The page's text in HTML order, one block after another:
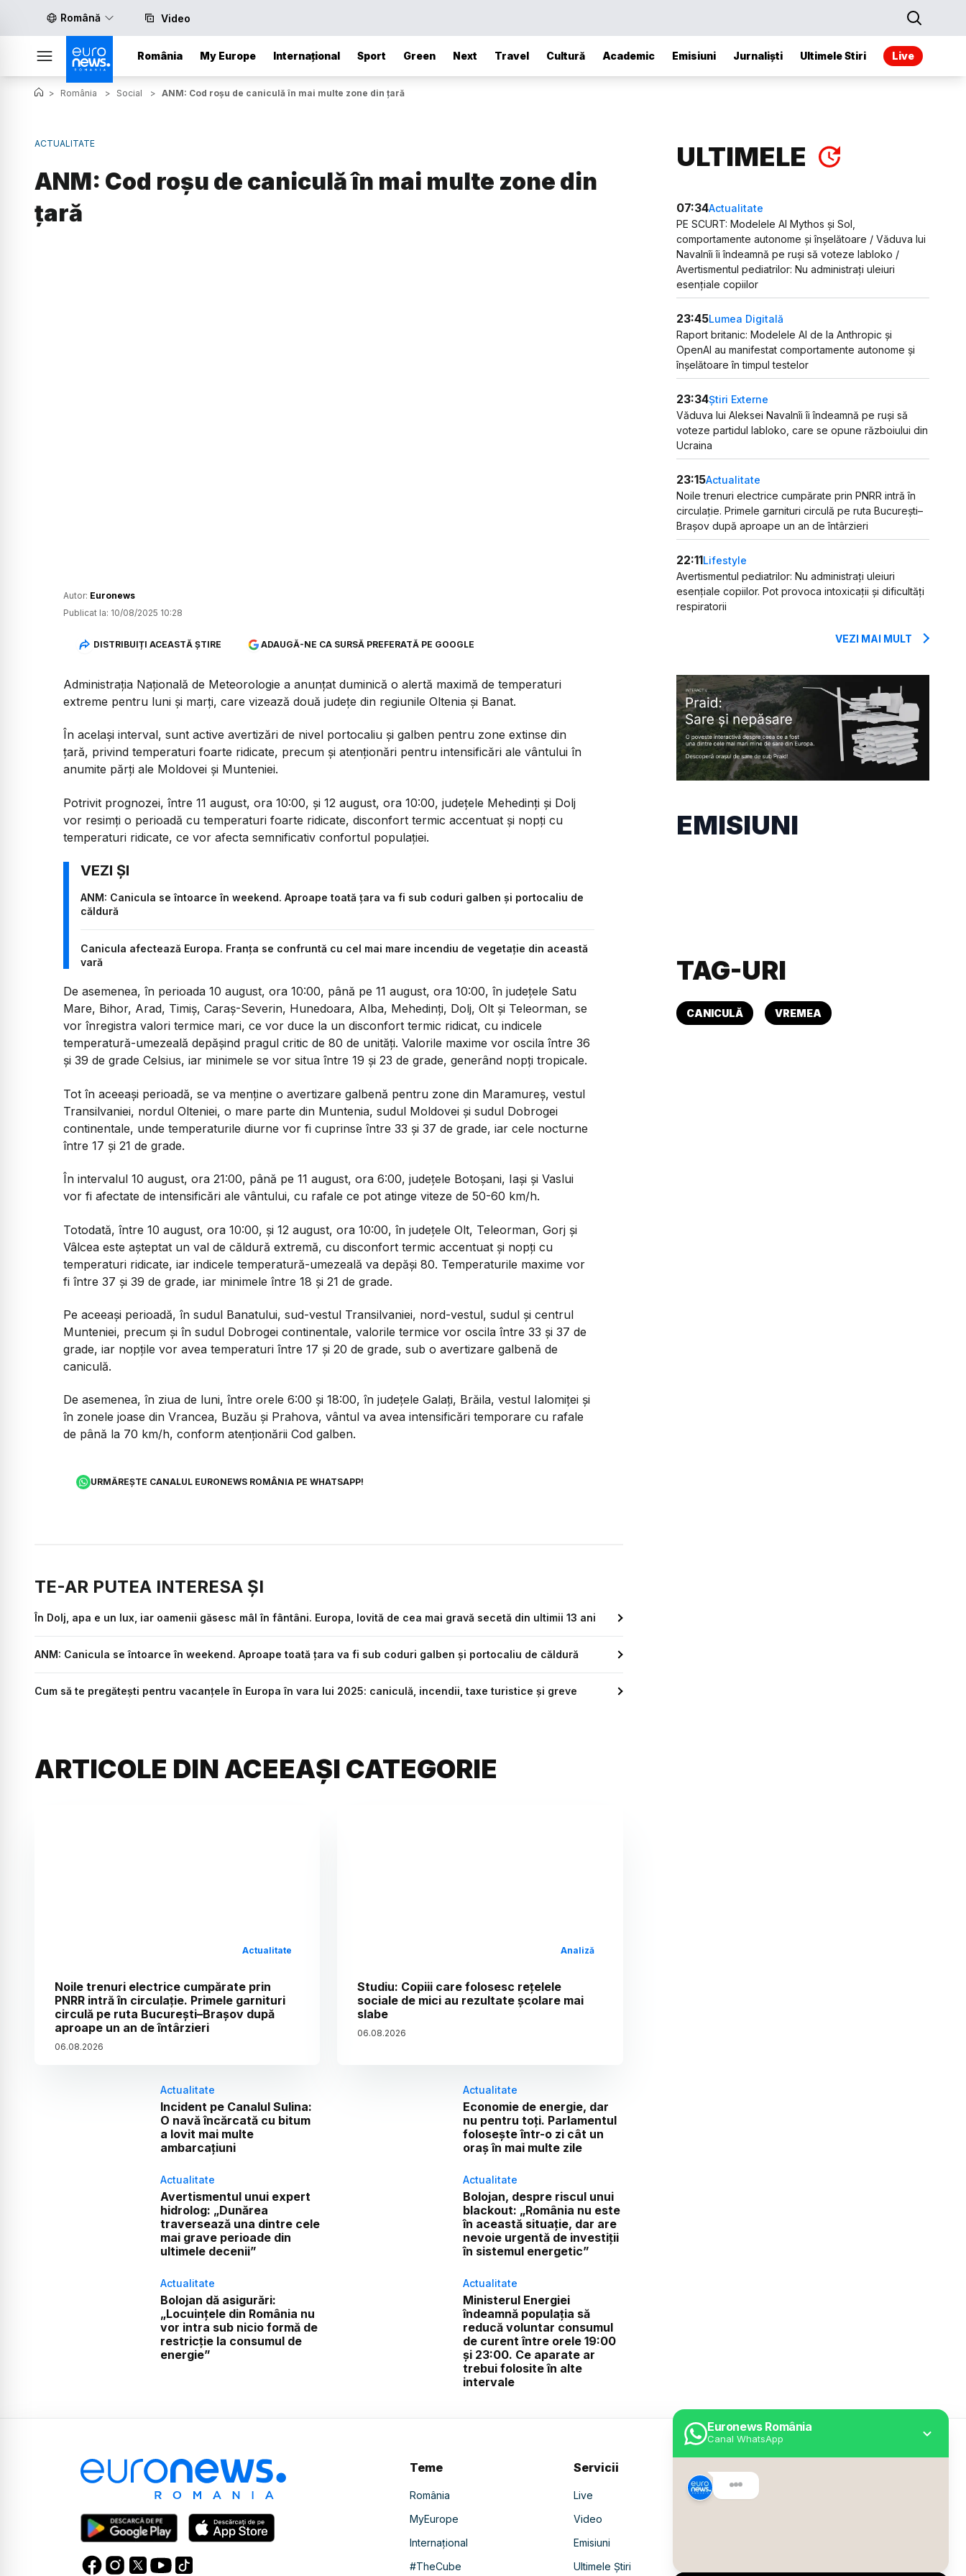
Română Video
România My Europe Internațional Sport Green Next Travel Cultură Academic Emisiuni Jurnaliști Ultimele Stiri Live
Euronews România
Canal WhatsApp
> România > Social > ANM: Cod roşu de caniculă în mai multe zone din țară
ACTUALITATE
ANM: Cod roşu de caniculă în mai multe zone din
țară
Autor: Euronews
Publicat la: 10/08/2025 10:28
DISTRIBUIȚI ACEASTĂ ȘTIRE ADAUGĂ-NE CA SURSĂ PREFERATĂ PE GOOGLE
Administrația Națională de Meteorologie a anunțat duminică o alertă maximă de temperaturi
extreme pentru luni și marți, care vizează două județe din regiunile Oltenia și Banat.
În același interval, sunt active avertizări de nivel portocaliu și galben pentru zone extinse din
țară, privind temperaturi foarte ridicate, precum și atenționări pentru intensificări ale vântului în
anumite părți ale Moldovei și Munteniei.
Potrivit prognozei, între 11 august, ora 10:00, și 12 august, ora 10:00, județele Mehedinți și Dolj
vor resimți o perioadă cu temperaturi foarte ridicate, disconfort termic accentuat și nopți cu
temperaturi ridicate, ce vor afecta semnificativ confortul populației.
ANM: Canicula se întoarce în weekend. Aproape toată țara va fi sub coduri galben și portocaliu de
căldură
Canicula afectează Europa. Franța se confruntă cu cel mai mare incendiu de vegetație din această
vară
De asemenea, în perioada 10 august, ora 10:00, până pe 11 august, ora 10:00, în județele Satu
Mare, Bihor, Arad, Timiș, Caraș-Severin, Hunedoara, Alba, Mehedinți, Dolj, Olt și Teleorman, se
vor înregistra valori termice mari, ce vor duce la un disconfort termic ridicat, cu indicele
temperatură-umezeală depășind pragul critic de 80 de unități. Valorile maxime vor oscila între 36
și 39 de grade Celsius, iar minimele se vor situa între 19 și 23 de grade, generând nopți tropicale.
Tot în aceeași perioadă, se va menține o avertizare galbenă pentru zone din Maramureș, vestul
Transilvaniei, nordul Olteniei, o mare parte din Muntenia, sudul Moldovei și sudul Dobrogei
continentale, unde temperaturile diurne vor fi cuprinse între 33 și 37 de grade, iar cele nocturne
între 17 și 21 de grade.
În intervalul 10 august, ora 21:00, până pe 11 august, ora 6:00, județele Botoșani, Iași și Vaslui
vor fi afectate de intensificări ale vântului, cu rafale ce pot atinge viteze de 50-60 km/h.
Totodată, între 10 august, ora 10:00, și 12 august, ora 10:00, în județele Olt, Teleorman, Gorj și
Vâlcea este așteptat un val de căldură extremă, cu disconfort termic accentuat și nopți cu
temperaturi ridicate, iar indicele temperatură-umezeală va depăși 80. Temperaturile maxime vor
fi între 37 și 39 de grade, iar minimele între 18 și 21 de grade.
Pe aceeași perioadă, în sudul Banatului, sud-vestul Transilvaniei, nord-vestul, sudul și centrul
Munteniei, precum și în sudul Dobrogei continentale, valorile termice vor oscila între 33 și 37 de
grade, iar nopțile vor avea temperaturi între 17 și 20 de grade, sub o avertizare galbenă de
caniculă.
De asemenea, în ziua de luni, între orele 6:00 și 18:00, în județele Galați, Brăila, vestul Ialomiței și
în zonele joase din Vrancea, Buzău și Prahova, vântul va avea intensificări temporare cu rafale
de până la 70 km/h, conform atenționării Cod galben.
URMĂREȘTE CANALUL EURONEWS ROMÂNIA PE WHATSAPP!
TE-AR PUTEA INTERESA ȘI
În Dolj, apa e un lux, iar oamenii găsesc mâl în fântâni. Europa, lovită de cea mai gravă secetă din ultimii 13 ani
ANM: Canicula se întoarce în weekend. Aproape toată țara va fi sub coduri galben și portocaliu de căldură
Cum să te pregătești pentru vacanțele în Europa în vara lui 2025: caniculă, incendii, taxe turistice și greve
ARTICOLE DIN ACEEAȘI CATEGORIE
Actualitate
Noile trenuri electrice cumpărate prin
PNRR intră în circulație. Primele garnituri
circulă pe ruta București–Brașov după
aproape un an de întârzieri
06.08.2026
Analiză
Studiu: Copiii care folosesc rețelele
sociale de mici au rezultate școlare mai
slabe
06.08.2026
Actualitate
Incident pe Canalul Sulina:
O navă încărcată cu bitum
a lovit mai multe
ambarcațiuni
Actualitate
Economie de energie, dar
nu pentru toți. Parlamentul
folosește într-o zi cât un
oraș în mai multe zile
Actualitate
Avertismentul unui expert
hidrolog: „Dunărea
traversează una dintre cele
mai grave perioade din
ultimele decenii”
Actualitate
Bolojan, despre riscul unui
blackout: „România nu este
în această situație, dar are
nevoie urgentă de investiții
în sistemul energetic”
Actualitate
Bolojan dă asigurări:
„Locuințele din România nu
vor intra sub nicio formă de
restricție la consumul de
energie”
Actualitate
Ministerul Energiei
îndeamnă populația să
reducă voluntar consumul
de curent între orele 19:00
și 23:00. Ce aparate ar
trebui folosite în alte
intervale
ULTIMELE
07:34Actualitate
PE SCURT: Modelele AI Mythos și Sol,
comportamente autonome și înșelătoare / Văduva lui
Navalnîi îi îndeamnă pe ruși să voteze Iabloko /
Avertismentul pediatrilor: Nu administrați uleiuri
esențiale copiilor
23:45Lumea Digitală
Raport britanic: Modelele AI de la Anthropic și
OpenAI au manifestat comportamente autonome și
înșelătoare în timpul testelor
23:34Știri Externe
Văduva lui Aleksei Navalnîi îi îndeamnă pe ruși să
voteze partidul Iabloko, care se opune războiului din
Ucraina
23:15Actualitate
Noile trenuri electrice cumpărate prin PNRR intră în
circulație. Primele garnituri circulă pe ruta București–
Brașov după aproape un an de întârzieri
22:11Lifestyle
Avertismentul pediatrilor: Nu administrați uleiuri
esențiale copiilor. Pot provoca intoxicații și dificultăți
respiratorii
VEZI MAI MULT
EMISIUNI
TAG-URI
CANICULĂ VREMEA
Teme
România
MyEurope
Internațional
#TheCube
Servicii
Live
Video
Emisiuni
Ultimele Știri
Despre Euronews